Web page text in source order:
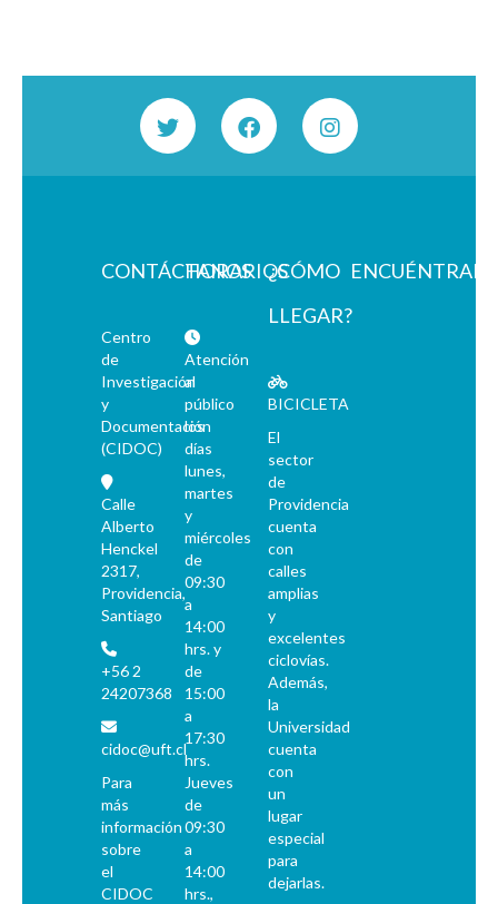
CONTÁCTANOS
Centro
de
Investigación
y
Documentación
(CIDOC)
Calle
Alberto
Henckel
2317,
Providencia,
Santiago
+56 2
24207368
cidoc@uft.cl
Para
más
información
sobre
el
CIDOC
HORARIOS
Atención
al
público
los
días
lunes,
martes
y
miércoles
de
09:30
a
14:00
hrs. y
de
15:00
a
17:30
hrs.
Jueves
de
09:30
a
14:00
hrs.,
¿CÓMO
LLEGAR?
BICICLETA
El
sector
de
Providencia
cuenta
con
calles
amplias
y
excelentes
ciclovías.
Además,
la
Universidad
cuenta
con
un
lugar
especial
para
dejarlas.